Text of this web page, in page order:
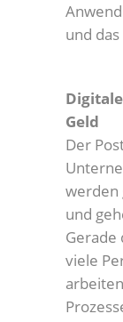
und
Geld
Der
werden
und
Gerade
viele